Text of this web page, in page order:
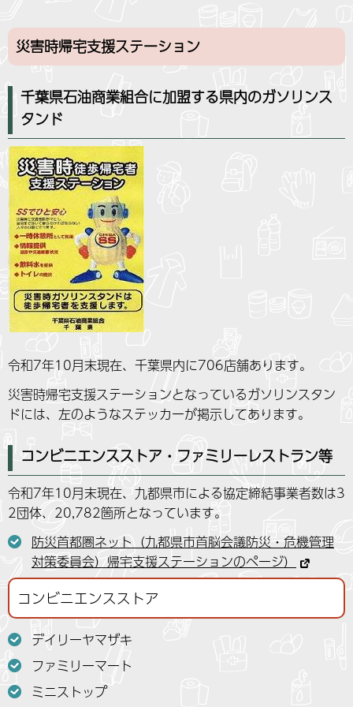
災害時帰宅支援ステーション
千葉県石油商業組合に加盟する県内のガソリンス
タンド
令和7年10月末現在、千葉県内に706店舗あります。
災害時帰宅支援ステーションとなっているガソリンスタン
ドには、左のようなステッカーが掲示してあります。
コンビニエンスストア・ファミリーレストラン等
令和7年10月末現在、九都県市による協定締結事業者数は3
2団体、20,782箇所となっています。
防災首都圏ネット（九都県市首脳会議防災・危機管理
対策委員会）帰宅支援ステーションのページ）
コンビニエンスストア
デイリーヤマザキ
ファミリーマート
ミニストップ